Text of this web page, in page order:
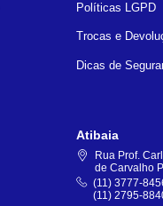
Políticas LGPD
Trocas e
Dicas de
Atibaia
Rua Prof.
de Carvalho
(11) 3777-
(11) 2795-